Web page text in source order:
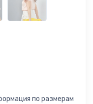
по размерам